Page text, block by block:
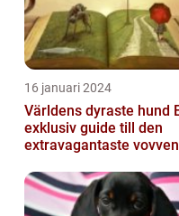
16 januari 2024
Världens dyraste hund En
exklusiv guide till den
extravagantaste vovven